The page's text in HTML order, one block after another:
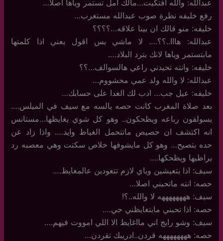
عبدالله: والله افتكيت…مالك امل تستمر وياها اصلا…
رفع خليفه نظرة صوب عبدالله مستغرب…
خليفه: منو قالك ان بينا علاقه…؟؟؟؟
عبدالله: هااا..؟؟…. لا ماشي بس اقول يعني اذا كلمتها
مابتستمر وياها لانك بترد البلاد….
خليفه: وانته تحيدني راعي هالسوالف…؟؟
عبدالله: لا والله ولد عمي محشووم…
خليفه: عيل جب… ادب لك الغدا على حسابك…
بعد صلاة المغرب كانت حصه يالسه مع سيف في الميلس….
يسولفون رباعه ويظحكون.. وهو كل شوي يغايظها…مستانس
انه اكتشف ان حصيص ماتتحمل الغياظ وايد…. واذا زاد عن
حده بتصيح… وهو كل مايشوفها خلاص سكتت وهي معصبه رد
يراظيها ويظحكها….
سيف: اذا بتعيشين وياي لازم تتعودين عالمغايظ….
حصه: انته ماتحبني اصلا…
سيف: ههههههههه لا والله..؟!
حصه: اذا تحبني مابتغايظني جي….
سيف: وشو رايج اني مااغايظ الا اللي امووت فيهم….
حصه: ههههههههه قردن..ادريبك تقردن…